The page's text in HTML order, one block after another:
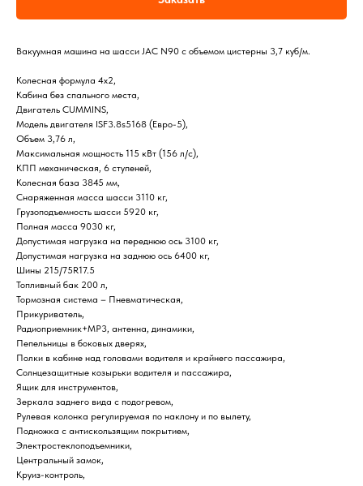
Вакуумная машина на шасси JAC N90 с объемом цистерны 3,7 куб/м.
Колесная формула 4х2,
Кабина без спального места,
Двигатель CUMMINS,
Модель двигателя ISF3.8s5168 (Евро-5),
Объем 3,76 л,
Максимальная мощность 115 кВт (156 л/с),
КПП механическая, 6 ступеней,
Колесная база 3845 мм,
Снаряженная масса шасси 3110 кг,
Грузоподъемность шасси 5920 кг,
Полная масса 9030 кг,
Допустимая нагрузка на переднюю ось 3100 кг,
Допустимая нагрузка на заднюю ось 6400 кг,
Шины 215/75R17.5
Топливный бак 200 л,
Тормозная система – Пневматическая,
Прикуриватель,
Радиоприемник+MP3, антенна, динамики,
Пепельницы в боковых дверях,
Полки в кабине над головами водителя и крайнего пассажира,
Солнцезащитные козырьки водителя и пассажира,
Ящик для инструментов,
Зеркала заднего вида с подогревом,
Рулевая колонка регулируемая по наклону и по вылету,
Подножка с антискользящим покрытием,
Электростеклоподъемники,
Центральный замок,
Круиз-контроль,